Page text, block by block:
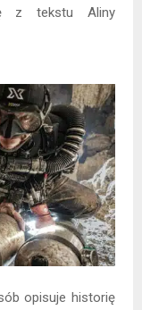
z tekstu Aliny
opisuje historię